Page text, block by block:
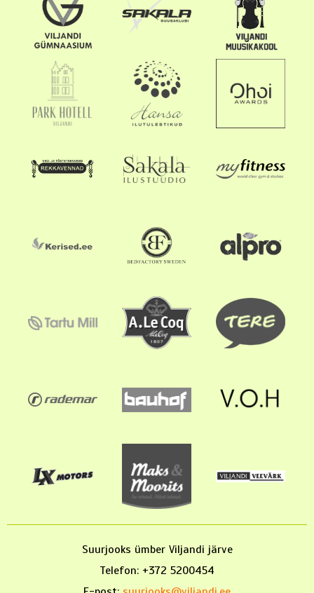
Suurjooks ümber Viljandi järve
Telefon: +372 5200454